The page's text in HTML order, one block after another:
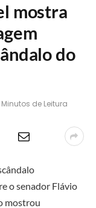
mostra
do
Minutos de Leitura
o senador Flávio
mostrou